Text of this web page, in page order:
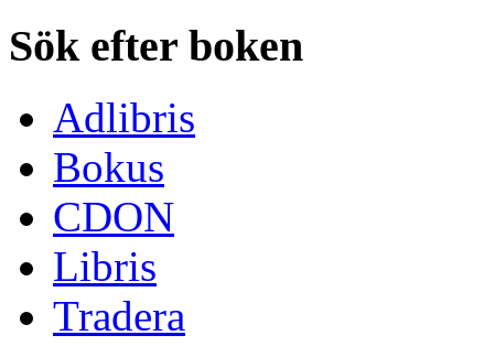
Sök efter boken
Adlibris
Bokus
CDON
Libris
Tradera